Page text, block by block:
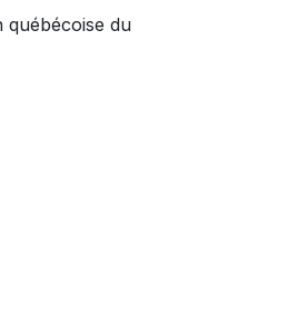
québécoise du